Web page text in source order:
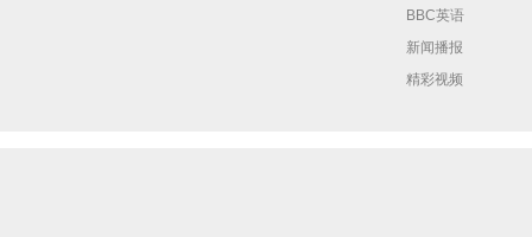
BBC英语
新闻播报
精彩视频